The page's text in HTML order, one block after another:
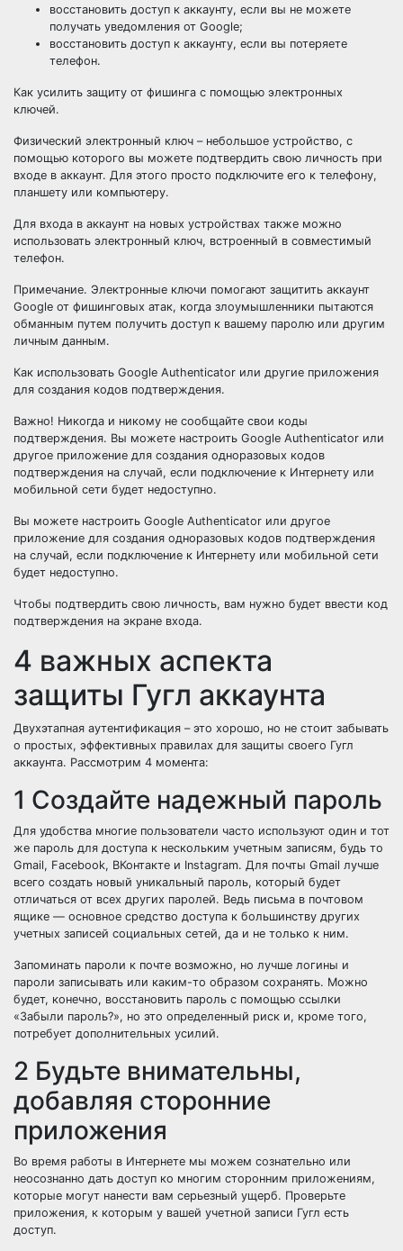
восстановить доступ к аккаунту, если вы не можете
получать уведомления от Google;
восстановить доступ к аккаунту, если вы потеряете
телефон.
Как усилить защиту от фишинга с помощью электронных
ключей.
Физический электронный ключ – небольшое устройство, с
помощью которого вы можете подтвердить свою личность при
входе в аккаунт. Для этого просто подключите его к телефону,
планшету или компьютеру.
Для входа в аккаунт на новых устройствах также можно
использовать электронный ключ, встроенный в совместимый
телефон.
Примечание. Электронные ключи помогают защитить аккаунт
Google от фишинговых атак, когда злоумышленники пытаются
обманным путем получить доступ к вашему паролю или другим
личным данным.
Как использовать Google Authenticator или другие приложения
для создания кодов подтверждения.
Важно! Никогда и никому не сообщайте свои коды
подтверждения. Вы можете настроить Google Authenticator или
другое приложение для создания одноразовых кодов
подтверждения на случай, если подключение к Интернету или
мобильной сети будет недоступно.
Вы можете настроить Google Authenticator или другое
приложение для создания одноразовых кодов подтверждения
на случай, если подключение к Интернету или мобильной сети
будет недоступно.
Чтобы подтвердить свою личность, вам нужно будет ввести код
подтверждения на экране входа.
4 важных аспекта
защиты Гугл аккаунта
Двухэтапная аутентификация – это хорошо, но не стоит забывать
о простых, эффективных правилах для защиты своего Гугл
аккаунта. Рассмотрим 4 момента:
1 Создайте надежный пароль
Для удобства многие пользователи часто используют один и тот
же пароль для доступа к нескольким учетным записям, будь то
Gmail, Facebook, ВКонтакте и Instagram. Для почты Gmail лучше
всего создать новый уникальный пароль, который будет
отличаться от всех других паролей. Ведь письма в почтовом
ящике — основное средство доступа к большинству других
учетных записей социальных сетей, да и не только к ним.
Запоминать пароли к почте возможно, но лучше логины и
пароли записывать или каким-то образом сохранять. Можно
будет, конечно, восстановить пароль с помощью ссылки
«Забыли пароль?», но это определенный риск и, кроме того,
потребует дополнительных усилий.
2 Будьте внимательны,
добавляя сторонние
приложения
Во время работы в Интернете мы можем сознательно или
неосознанно дать доступ ко многим сторонним приложениям,
которые могут нанести вам серьезный ущерб. Проверьте
приложения, к которым у вашей учетной записи Гугл есть
доступ.